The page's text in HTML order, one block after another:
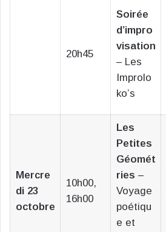
20h45
Soirée
d’impro
visation
– Les
Improlo
ko’s
Mercre
di 23
octobre
10h00,
16h00
Les
Petites
Géomét
ries –
Voyage
poétiqu
e et